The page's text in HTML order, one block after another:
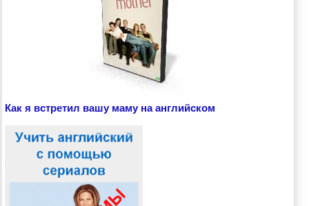
Как я встретил вашу маму на английском